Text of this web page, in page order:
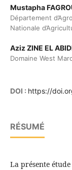
Mustapha
Département
Nationale
Aziz ZINE EL
Domaine West
DOI : https://
RÉSUMÉ
La présente